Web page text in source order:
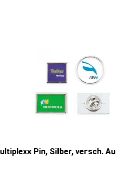
Pin, Silber, versch.